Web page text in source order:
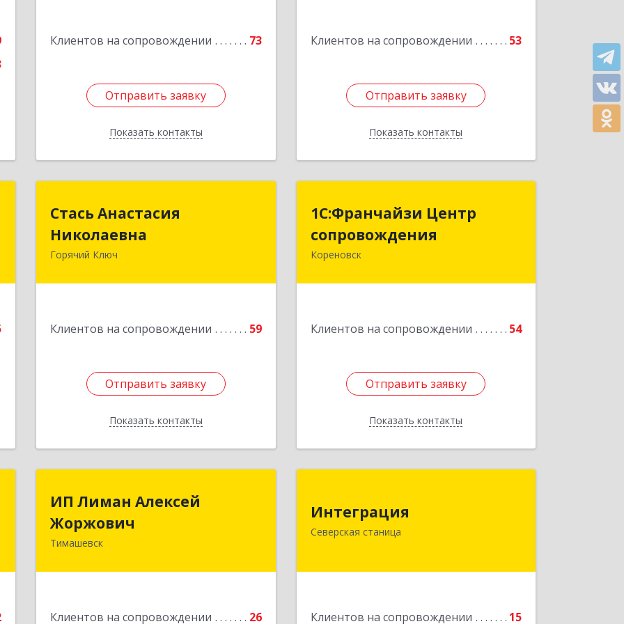
Клиентов на сопровождении 73
Отправить заявку
Показать контакты
Отправить заявку
Назад
Клиентов на сопровождении 53
Отправить заявку
Показать контакты
Отправить заявку
Назад
Стась Анастасия
Николаевна
Горячий Ключ
Клиентов на сопровождении 59
Отправить заявку
Показать контакты
Николаевна
353290, г. Горячий Ключ, ул. Ленина, д.
Отправить заявку
Назад
1С:Франчайзи Центр
сопровождения
Кореновск
Клиентов на сопровождении 54
Отправить заявку
Показать контакты
1С:Франчайзи Центр
сопровождения
Отправить заявку
Назад
ИП Лиман Алексей
Жоржович
Тимашевск
Клиентов на сопровождении 26
ИП Лиман Алексей
Жоржович
352731, Краснодарский край,
Подробнее
Интеграция
Северская станица
Клиентов на сопровождении
15
353240, Краснодарский край,
Северская ст-ца, Первомайская ул,